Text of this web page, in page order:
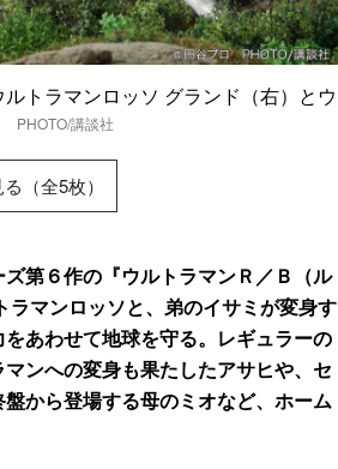
トラマンロッソ グランド（右）とウ
PHOTO/講談社
（全5枚）
第６作の『ウルトラマンＲ／Ｂ（ル
マンロッソと、弟のイサミが変身す
あわせて地球を守る。レギュラーの
ンへの変身も果たしたアサヒや、セ
から登場する母のミオなど、ホーム